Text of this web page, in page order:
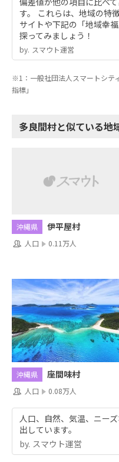
す。 これらは、地域の特
サイトや下記の「地域幸
探ってみましょう！
by.︎ スマウト運営
※1：一般社団法人スマートシテ
指標」
多良間村と似ている地
沖縄県 伊平屋村
人口 0.11万人
沖縄県 座間味村
人口 0.08万人
人口、自然、気温、ニー
出しています。
by.︎ スマウト運営